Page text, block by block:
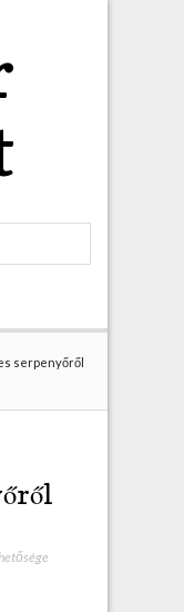
e
h
serpenyőről